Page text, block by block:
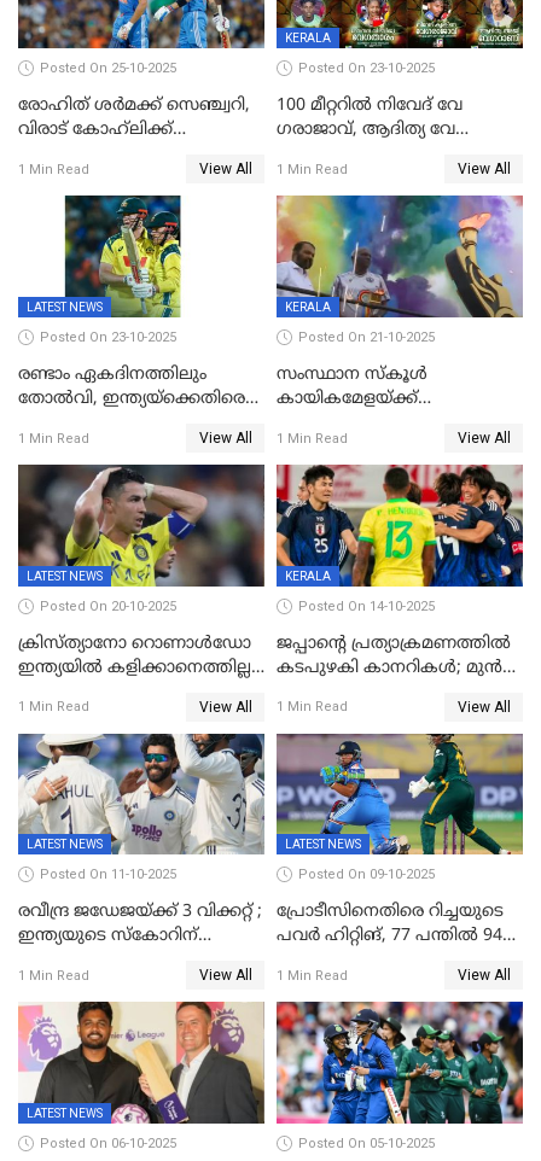
Posted On 25-10-2025
രോഹിത് ശർമക്ക് സെഞ്ച്വറി,
വിരാട് കോഹ്‍ലിക്ക്
മുൻനായകരുടെ മികവിൽ
ഓസീസിനെതിരെ ഉജ്ജ്വല
1 Min Read View All
KERALA
Posted On 23-10-2025
100 മീറ്ററിൽ നിവേദ് വേ​
ഗരാജാവ്, ആദിത്യ വേ​
ബോയ്സിലും സബ്‌ജൂനിയർ
ഗേൾസിലും റെക്കോർഡോടെ
സ്വർണം, ദേവപ്രിയ 87ലെ
റെക്കോർഡ് തിരുത്തി
1 Min Read View All
LATEST NEWS
Posted On 23-10-2025
രണ്ടാം ഏകദിനത്തിലും
തോൽവി, ഇന്ത്യയ്‌ക്കെതിരെ
1 Min Read View All
KERALA
Posted On 21-10-2025
സംസ്ഥാന സ്കൂൾ
കായികമേളയ്ക്ക്
ഒളിംപിക്‌സിന്റെ ഉദ്‌ഘാടനം
നിർവഹിച്ച് ധനമന്ത്രി K N
ബാലഗോപാൽ;ദീപശിഖ
തെളിയിച്ച് I M വിജയൻ
1 Min Read View All
LATEST NEWS
Posted On 20-10-2025
ക്രിസ്ത്യാനോ റൊണാൾഡോ
ഇന്ത്യയിൽ കളിക്കാനെത്തില്ല;
ഉൾപ്പെടുത്തിയില്ല
1 Min Read View All
KERALA
Posted On 14-10-2025
ജപ്പാന്റെ പ്രത്യാക്രമണത്തിൽ
കടപുഴകി കാനറികൾ; മുൻ
ജപ്പാന്റെ ആദ്യ ജയം
1 Min Read View All
LATEST NEWS
Posted On 11-10-2025
രവീന്ദ്ര ജഡേജയ്ക്ക് 3 വിക്കറ്റ് ;
ഇന്ത്യയുടെ സ്കോറിന്
നാല് വിക്കറ്റ് നഷ്ടം
1 Min Read View All
LATEST NEWS
Posted On 09-10-2025
പ്രോടീസിനെതിരെ റിച്ചയുടെ
പവർ ഹിറ്റിങ്, 77 പന്തില്‍ 94
ലക്ഷ്യമൊരുക്കി ഇന്ത്യ; 28
വര്‍ഷം പഴക്കമുള്ള ലോക
റെക്കോര്‍ഡ് തകര്‍ത്ത് സ്മൃതി
1 Min Read View All
LATEST NEWS
Posted On 06-10-2025 Posted On 05-10-2025